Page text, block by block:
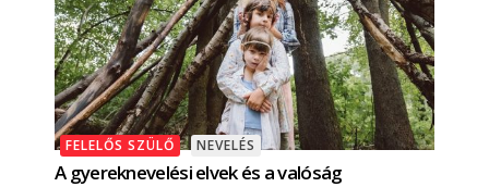
FELELŐS SZÜLŐ NEVELÉS
A gyereknevelési elvek és a valóság